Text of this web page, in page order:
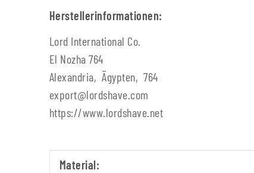
Herstellerinformationen:
Lord International Co.
El Nozha 764
Alexandria, Ägypten, 764
export@lordshave.com
https://www.lordshave.net
Produkteigenschaft
Wert
Material: